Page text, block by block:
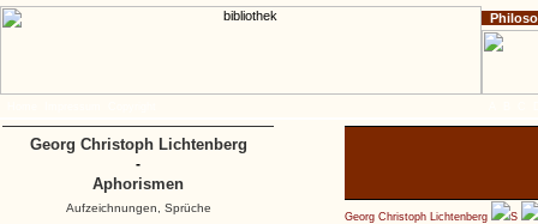
Georg Christoph Lichtenberg S
Georg Christoph Lichtenberg
-
Aphorismen
Aufzeichnungen, Sprüche